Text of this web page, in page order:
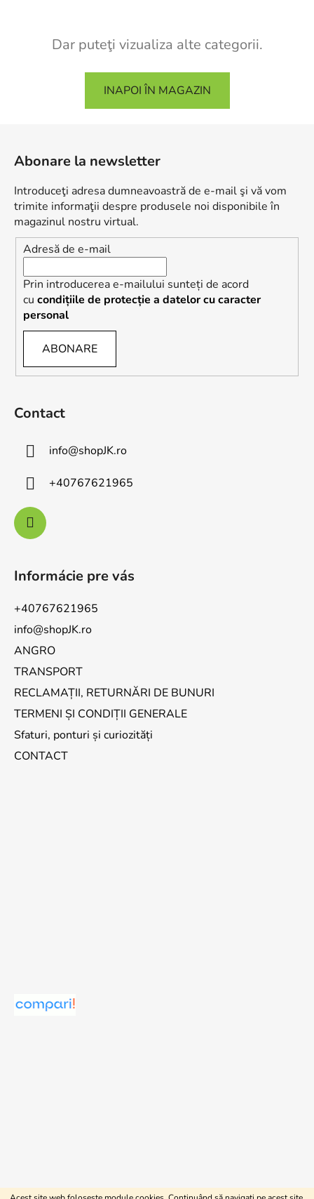
Dar puteţi vizualiza alte categorii.
INAPOI ÎN MAGAZIN
Abonare la newsletter
Introduceţi adresa dumneavoastră de e-mail şi vă vom
trimite informaţii despre produsele noi disponibile în
magazinul nostru virtual.
Adresă de e-mail
Prin introducerea e-mailului sunteți de acord
cu condițiile de protecție a datelor cu caracter
personal
ABONARE
Contact
info@shopJK.ro
+40767621965
Informácie pre vás
+40767621965
info@shopJK.ro
ANGRO
TRANSPORT
RECLAMAȚII, RETURNĂRI DE BUNURI
TERMENI ȘI CONDIȚII GENERALE
Sfaturi, ponturi și curiozități
CONTACT